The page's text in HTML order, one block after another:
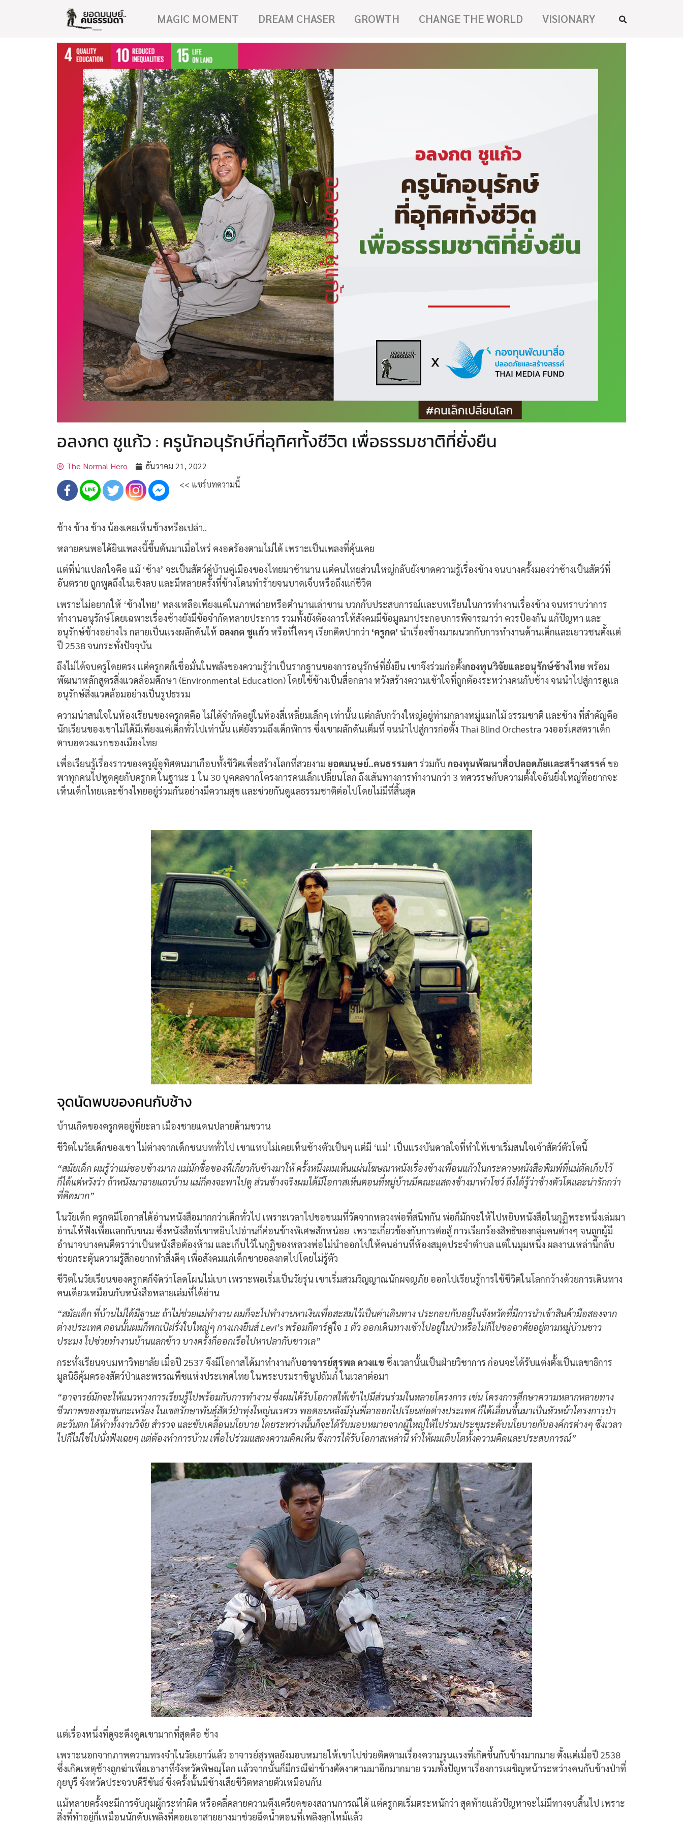
MAGIC MOMENT DREAM CHASER GROWTH CHANGE THE WORLD VISIONARY
อลงกต ชูแก้ว : ครูนักอนุรักษ์ที่อุทิศทั้งชีวิต เพื่อธรรมชาติที่ยั่งยืน
The Normal Hero
ธันวาคม 21, 2022
<< แชร์บทความนี้
ช้าง ช้าง ช้าง น้องเคยเห็นช้างหรือเปล่า..
หลายคนพอได้ยินเพลงนี้ขึ้นต้นมาเมื่อไหร่ คงอดร้องตามไม่ได้ เพราะเป็นเพลงที่คุ้นเคย
แต่ที่น่าแปลกใจคือ แม้ ‘ช้าง’ จะเป็นสัตว์คู่บ้านคู่เมืองของไทยมาช้านาน แต่คนไทยส่วนใหญ่กลับยังขาดความรู้เรื่องช้าง จนบางครั้งมองว่าช้างเป็นสัตว์ที่
อันตราย ถูกพูดถึงในเชิงลบ และมีหลายครั้งที่ช้างโดนทำร้ายจนบาดเจ็บหรือถึงแก่ชีวิต
เพราะไม่อยากให้ ‘ช้างไทย’ หลงเหลือเพียงแค่ในภาพถ่ายหรือตำนานเล่าขาน บวกกับประสบการณ์และบทเรียนในการทำงานเรื่องช้าง จนทราบว่าการ
ทำงานอนุรักษ์โดยเฉพาะเรื่องช้างยังมีข้อจำกัดหลายประการ รวมทั้งยังต้องการให้สังคมมีข้อมูลมาประกอบการพิจารณาว่า ควรป้องกัน แก้ปัญหา และ
อนุรักษ์ช้างอย่างไร กลายเป็นแรงผลักดันให้ อลงกต ชูแก้ว หรือที่ใครๆ เรียกติดปากว่า ‘ครูกต’ นำเรื่องช้างมาผนวกกับการทำงานด้านเด็กและเยาวชนตั้งแต่
ปี 2538 จนกระทั่งปัจจุบัน
ถึงไม่ได้จบครูโดยตรง แต่ครูกตก็เชื่อมั่นในพลังของความรู้ว่าเป็นรากฐานของการอนุรักษ์ที่ยั่งยืน เขาจึงร่วมก่อตั้งกองทุนวิจัยและอนุรักษ์ช้างไทย พร้อม
พัฒนาหลักสูตรสิ่งแวดล้อมศึกษา (Environmental Education) โดยใช้ช้างเป็นสื่อกลาง หวังสร้างความเข้าใจที่ถูกต้องระหว่างคนกับช้าง จนนำไปสู่การดูแล
อนุรักษ์สิ่งแวดล้อมอย่างเป็นรูปธรรม
ความน่าสนใจในห้องเรียนของครูกตคือ ไม่ได้จำกัดอยู่ในห้องสี่เหลี่ยมเล็กๆ เท่านั้น แต่กลับกว้างใหญ่อยู่ท่ามกลางหมู่แมกไม้ ธรรมชาติ และช้าง ที่สำคัญคือ
นักเรียนของเขาไม่ได้มีเพียงแค่เด็กทั่วไปเท่านั้น แต่ยังรวมถึงเด็กพิการ ซึ่งเขาผลักดันเต็มที่ จนนำไปสู่การก่อตั้ง Thai Blind Orchestra วงออร์เคสตราเด็ก
ตาบอดวงแรกของเมืองไทย
เพื่อเรียนรู้เรื่องราวของครูผู้อุทิศตนมาเกือบทั้งชีวิตเพื่อสร้างโลกที่สวยงาม ยอดมนุษย์..คนธรรมดา ร่วมกับ กองทุนพัฒนาสื่อปลอดภัยและสร้างสรรค์ ขอ
พาทุกคนไปพูดคุยกับครูกต ในฐานะ 1ใน 30 บุคคลจากโครงการคนเล็กเปลี่ยนโลก ถึงเส้นทางการทำงานกว่า 3 ทศวรรษกับความตั้งใจอันยิ่งใหญ่ที่อยากจะ
เห็นเด็กไทยและช้างไทยอยู่ร่วมกันอย่างมีความสุข และช่วยกันดูแลธรรมชาติต่อไปโดยไม่มีที่สิ้นสุด
จุดนัดพบของคนกับช้าง
บ้านเกิดของครูกตอยู่ที่ยะลา เมืองชายแดนปลายด้ามขวาน
ชีวิตในวัยเด็กของเขา ไม่ต่างจากเด็กชนบททั่วไป เขาแทบไม่เคยเห็นช้างตัวเป็นๆ แต่มี ‘แม่’ เป็นแรงบันดาลใจที่ทำให้เขาเริ่มสนใจเจ้าสัตว์ตัวโตนี้
“สมัยเด็ก ผมรู้ว่าแม่ชอบช้างมาก แม่มักซื้อของที่เกี่ยวกับช้างมาให้ ครั้งหนึ่งผมเห็นแผ่นโฆษณาหนังเรื่องช้างเพื่อนแก้วในกระดาษหนังสือพิมพ์ที่แม่ตัดเก็บไว้
ก็ได้แต่หวังว่า ถ้าหนังมาฉายแถวบ้าน แม่ก็คงจะพาไปดู ส่วนช้างจริงผมได้มีโอกาสเห็นตอนที่หมู่บ้านมีคณะแสดงช้างมาทำโชว์ ถึงได้รู้ว่าช้างตัวโตและน่ารักกว่า
ที่คิดมาก”
ในวัยเด็ก ครูกตมีโอกาสได้อ่านหนังสือมากกว่าเด็กทั่วไป เพราะเวลาไปขอขนมที่วัดจากหลวงพ่อที่สนิทกัน พ่อก็มักจะให้ไปหยิบหนังสือในกุฏิพระหนึ่งเล่มมา
อ่านให้ฟังเพื่อแลกกับขนม ซึ่งหนังสือที่เขาหยิบไปอ่านก็ค่อนข้างพิเศษสักหน่อย เพราะเกี่ยวข้องกับการต่อสู้ การเรียกร้องสิทธิของกลุ่มคนต่างๆ จนถูกผู้มี
อำนาจบางคนตีตราว่าเป็นหนังสือต้องห้าม และเก็บไว้ในกุฎิของหลวงพ่อไม่นำออกไปให้คนอ่านที่ห้องสมุดประจำตำบล แต่ในมุมหนึ่ง ผลงานเหล่านี้กลับ
ช่วยกระตุ้นความรู้สึกอยากทำสิ่งดีๆ เพื่อสังคมแก่เด็กชายอลงกตไปโดยไม่รู้ตัว
ชีวิตในวัยเรียนของครูกตก็จัดว่าโลดโผนไม่เบา เพราะพอเริ่มเป็นวัยรุ่น เขาเริ่มสวมวิญญาณนักผจญภัย ออกไปเรียนรู้การใช้ชีวิตในโลกกว้างด้วยการเดินทาง
คนเดียวเหมือนกับหนังสือหลายเล่มที่ได้อ่าน
“สมัยเด็ก ที่บ้านไม่ได้มีฐานะ ถ้าไม่ช่วยแม่ทำงาน ผมก็จะไปทำงานหาเงินเพื่อสะสมไว้เป็นค่าเดินทาง ประกอบกับอยู่ในจังหวัดที่มีการนำเข้าสินค้ามือสองจาก
ต่างประเทศ ตอนนั้นผมก็พกเป้ฝรั่งใบใหญ่ๆ กางเกงยีนส์ Levi’s พร้อมกีตาร์คู่ใจ 1 ตัว ออกเดินทางเข้าไปอยู่ในป่าหรือไม่ก็ไปขออาศัยอยู่ตามหมู่บ้านชาว
ประมง ไปช่วยทำงานบ้านแลกข้าว บางครั้งก็ออกเรือไปหาปลากับชาวเล”
กระทั่งเรียนจบมหาวิทยาลัย เมื่อปี 2537 จึงมีโอกาสได้มาทำงานกับอาจารย์สุรพล ดวงแข ซึ่งเวลานั้นเป็นฝ่ายวิชาการ ก่อนจะได้รับแต่งตั้งเป็นเลขาธิการ
มูลนิธิคุ้มครองสัตว์ป่าและพรรณพืชแห่งประเทศไทย ในพระบรมราชินูปถัมภ์ ในเวลาต่อมา
“อาจารย์มักจะให้แนวทางการเรียนรู้ไปพร้อมกับการทำงาน ซึ่งผมได้รับโอกาสให้เข้าไปมีส่วนร่วมในหลายโครงการ เช่น โครงการศึกษาความหลากหลายทาง
ชีวภาพของชุมชนกะเหรี่ยง ในเขตรักษาพันธุ์สัตว์ป่าทุ่งใหญ่นเรศวร พอตอนหลังมีรุ่นพี่ลาออกไปเรียนต่อต่างประเทศ ก็ได้เลื่อนขึ้นมาเป็นหัวหน้าโครงการป่า
ตะวันตก ได้ทำทั้งงานวิจัย สำรวจ และขับเคลื่อนนโยบาย โดยระหว่างนั้นก็จะได้รับมอบหมายจากผู้ใหญ่ให้ไปร่วมประชุมระดับนโยบายกับองค์กรต่างๆ ซึ่งเวลา
ไปก็ไม่ใช่ไปนั่งฟังเฉยๆ แต่ต้องทำการบ้าน เพื่อไปร่วมแสดงความคิดเห็น ซึ่งการได้รับโอกาสเหล่านี้ ทำให้ผมเติบโตทั้งความคิดและประสบการณ์”
แต่เรื่องหนึ่งที่ดูจะดึงดูดเขามากที่สุดคือ ช้าง
เพราะนอกจากภาพความทรงจำในวัยเยาว์แล้ว อาจารย์สุรพลยังมอบหมายให้เขาไปช่วยติดตามเรื่องความรุนแรงที่เกิดขึ้นกับช้างมากมาย ตั้งแต่เมื่อปี 2538
ซึ่งเกิดเหตุช้างถูกฆ่าเพื่อเอางาที่จังหวัดพิษณุโลก แล้วจากนั้นก็มีกรณีฆ่าช้างตัดงาตามมาอีกมากมาย รวมทั้งปัญหาเรื่องการเผชิญหน้าระหว่างคนกับช้างป่าที่
กุยบุรี จังหวัดประจวบคีรีขันธ์ ซึ่งครั้งนั้นมีช้างเสียชีวิตหลายตัวเหมือนกัน
แม้หลายครั้งจะมีการจับกุมผู้กระทำผิด หรือคลี่คลายความตึงเครียดของสถานการณ์ได้ แต่ครูกตเริ่มตระหนักว่า สุดท้ายแล้วปัญหาจะไม่มีทางจบสิ้นไป เพราะ
สิ่งที่ทำอยู่ก็เหมือนนักดับเพลิงที่คอยเอาสายยางมาช่วยฉีดน้ำตอนที่เพลิงลุกไหม้แล้ว